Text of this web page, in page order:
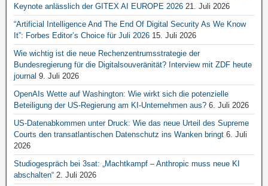
Keynote anlässlich der GITEX AI EUROPE 2026 21. Juli 2026
“Artificial Intelligence And The End Of Digital Security As We Know
It”: Forbes Editor’s Choice für Juli 2026 15. Juli 2026
Wie wichtig ist die neue Rechenzentrumsstrategie der
Bundesregierung für die Digitalsouveränität? Interview mit ZDF heute
journal 9. Juli 2026
OpenAIs Wette auf Washington: Wie wirkt sich die potenzielle
Beteiligung der US-Regierung am KI-Unternehmen aus? 6. Juli 2026
US-Datenabkommen unter Druck: Wie das neue Urteil des Supreme
Courts den transatlantischen Datenschutz ins Wanken bringt 6. Juli
2026
Studiogespräch bei 3sat: „Machtkampf – Anthropic muss neue KI
abschalten“ 2. Juli 2026